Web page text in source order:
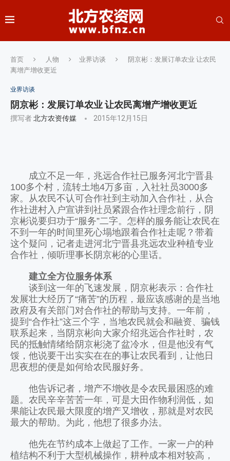
首页 人物 业界访谈
阴京彬：发展订单农业 让农民
离增产增收更近
业界访谈
阴京彬：发展订单农业 让农民离增产增收更近
撰写者北方农资传媒 2015年12月15日
成立不足一年，兆远合作社已服务河北宁晋县
100多个村，流转土地4万多亩，入社社员3000多
家。从农民不认可合作社到主动加入合作社，从合
作社进村入户宣讲到社员紧跟合作社理念前行，阴
京彬说要归功于“服务”二字。怎样的服务能让农民在
不到一年的时间里死心塌地跟着合作社走呢？带着
这个疑问，记者走进河北宁晋县兆远农业种植专业
合作社，倾听理事长阴京彬的心里话。
建立全方位服务体系
谈到这一年的飞速发展，阴京彬表示：合作社
发展壮大经历了“痛苦”的历程，最应该感谢的是当地
政府及有关部门对合作社的帮助与支持。一年前，
提到“合作社”这三个字，当地农民就会和融资、骗钱
联系起来，当阴京彬向大家介绍兆远合作社时，农
民的抵触情绪给阴京彬浇了盆冷水，但是他没有气
馁，他说要干出实实在在的事让农民看到，让他日
思夜想的便是如何给农民服好务。
他告诉记者，增产不增收是令农民最困惑的难
题。农民辛辛苦苦一年，可是大田作物利润低，如
果能让农民最大限度的增产又增收，那就是对农民
最大的帮助。为此，他想了很多办法。
他先在节约成本上做起了工作。一家一户的种
植结构不利于大型机械操作，耕种成本相对较高，